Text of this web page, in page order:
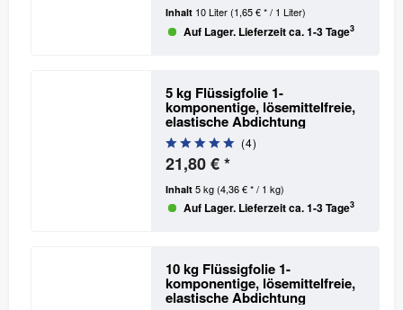
Inhalt 10 Liter(1,65 € * / 1 Liter)
Auf Lager. Lieferzeit ca. 1-3 Tage3
5 kg Flüssigfolie 1-
komponentige, lösemittelfreie,
elastische Abdichtung
(4)
21,80 € *
Inhalt 5 kg(4,36 € * / 1 kg)
Auf Lager. Lieferzeit ca. 1-3 Tage3
10 kg Flüssigfolie 1-
komponentige, lösemittelfreie,
elastische Abdichtung